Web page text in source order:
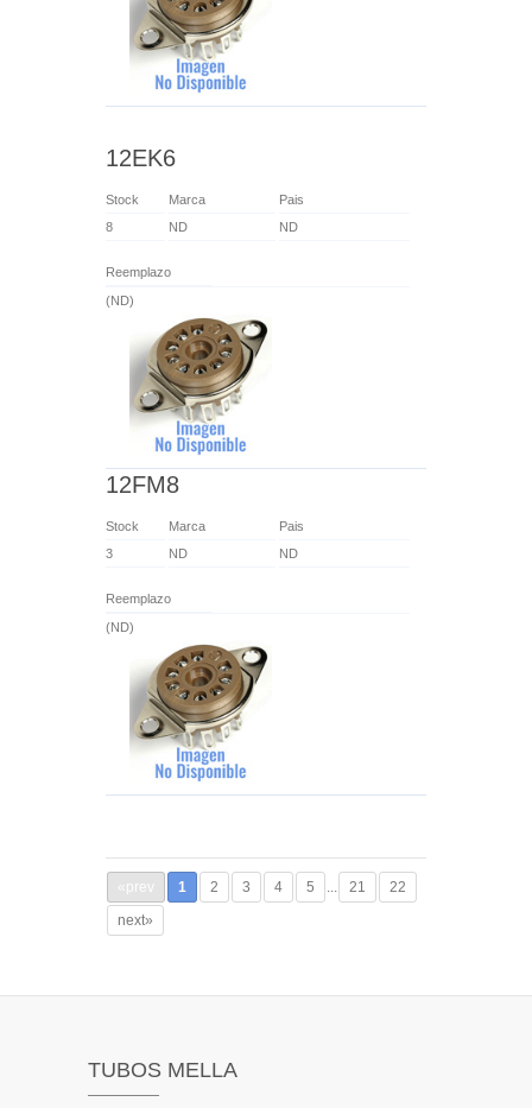
12EK6
Stock Marca
Pais
8
ND ND
Reemplazo
(ND)
12FM8
Stock Marca
Pais
3
ND ND
Reemplazo
(ND)
«prev 1 2 3 4 5 21
22
next»
TUBOS MELLA